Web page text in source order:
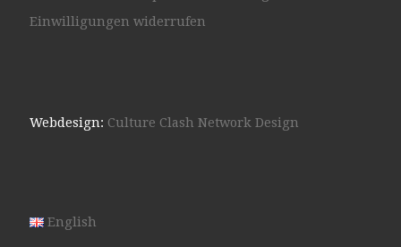
Einwilligungen widerrufen
Webdesign: Culture Clash Network Design
English